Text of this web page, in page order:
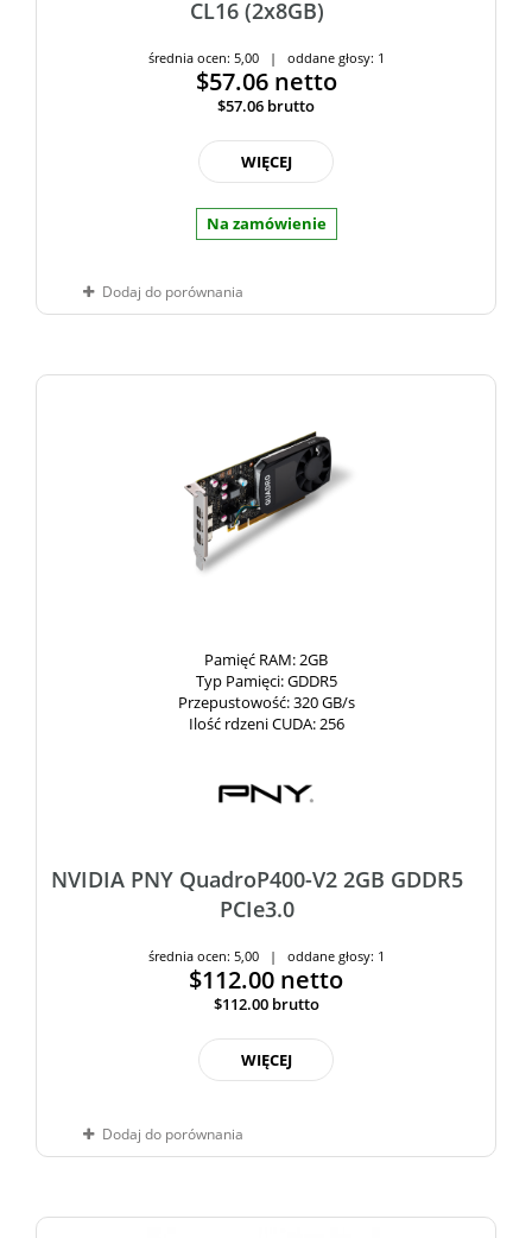
CL16 (2x8GB)
średnia ocen: 5,00 | oddane głosy: 1
$57.06 netto
$57.06 brutto
WIĘCEJ
Na zamówienie
Dodaj do porównania
Pamięć RAM: 2GB
Typ Pamięci: GDDR5
Przepustowość: 320 GB/s
Ilość rdzeni CUDA: 256
NVIDIA PNY QuadroP400-V2 2GB GDDR5
PCIe3.0
średnia ocen: 5,00 | oddane głosy: 1
$112.00 netto
$112.00 brutto
WIĘCEJ
Dodaj do porównania